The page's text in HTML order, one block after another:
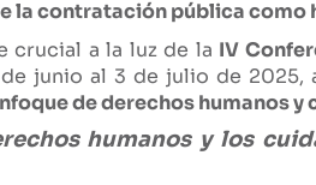
la contratación pública como
crucial a la luz de la IV
junio al 3 de julio de
de derechos humanos y
humanos y los